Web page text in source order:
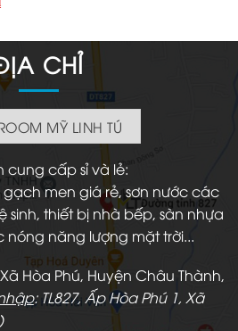
hiện
129.000 ₫.
CHỈ
MỸ LINH TÚ
cung cấp sỉ và lẻ:
men giá rẻ, sơn nước các
sinh, thiết bị nhà bếp, sàn nhựa
nóng năng lượng mặt trời...
Hòa Phú, Huyện Châu Thành,
: TL827, Ấp Hòa Phú 1, Xã